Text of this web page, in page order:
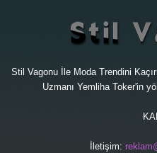
Stil Vagonu İle Moda Trendini
Uzmanı Yemliha Toker'in
İletişim: